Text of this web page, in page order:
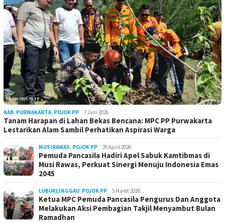
KAB. PURWAKARTA, POJOK PP 7 Juni 2026
Tanam Harapan di Lahan Bekas Bencana: MPC PP Purwakarta
Lestarikan Alam Sambil Perhatikan Aspirasi Warga
MUSIRAWAS, POJOK PP 29 April 2026
Pemuda Pancasila Hadiri Apel Sabuk Kamtibmas di
Musi Rawas, Perkuat Sinergi Menuju Indonesia Emas
2045
LUBUKLINGGAU, POJOK PP 5 Maret 2026
Ketua MPC Pemuda Pancasila Pengurus Dan Anggota
Melakukan Aksi Pembagian Takjil Menyambut Bulan
Ramadhan